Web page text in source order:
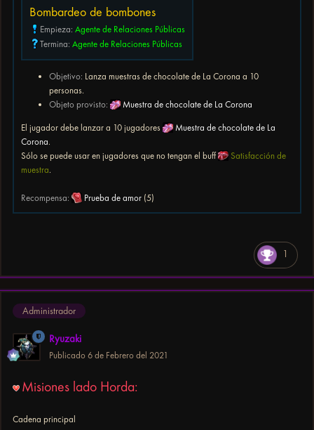
Bombardeo de bombones
Empieza: Agente de Relaciones Públicas
Termina: Agente de Relaciones Públicas
Objetivo: Lanza muestras de chocolate de La Corona a 10
personas.
Objeto provisto:
Muestra de chocolate de La Corona
El jugador debe lanzar a 10 jugadores
Muestra de chocolate de La
Corona.
Sólo se puede usar en jugadores que no tengan el buff
Satisfacción de
muestra.
Recompensa: Prueba de amor (5)
1
Administrador
Ryuzaki
Publicado 6 de Febrero del 2021
Misiones lado Horda:
Cadena principal